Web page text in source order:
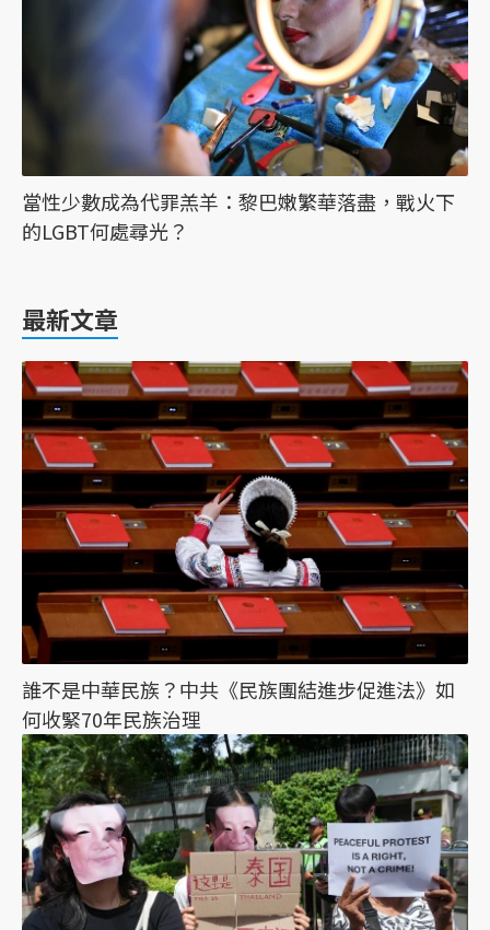
當性少數成為代罪羔羊：黎巴嫩繁華落盡，戰火下
的LGBT何處尋光？
最新文章
誰不是中華民族？中共《民族團結進步促進法》如
何收緊70年民族治理